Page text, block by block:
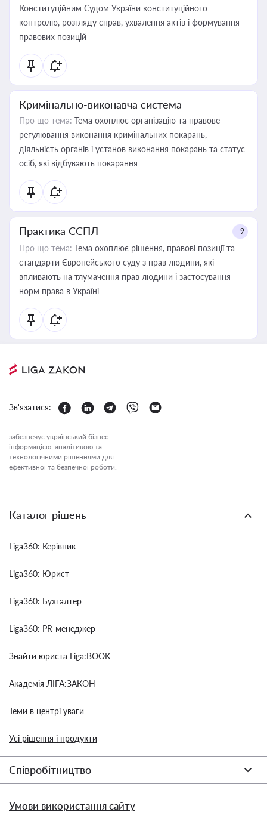
Конституційним Судом України конституційного
контролю, розгляду справ, ухвалення актів і формування
правових позицій
Кримінально-виконавча система
Про що тема: Тема охоплює організацію та правове
регулювання виконання кримінальних покарань,
діяльність органів і установ виконання покарань та статус
осіб, які відбувають покарання
Практика ЄСПЛ +9
Про що тема: Тема охоплює рішення, правові позиції та
стандарти Європейського суду з прав людини, які
впливають на тлумачення прав людини і застосування
норм права в Україні
Зв'язатися:
забезпечує український бізнес
інформацією, аналітикою та
технологічними рішеннями для
ефективної та безпечної роботи.
Каталог рішень
Liga360: Керівник
Liga360: Юрист
Liga360: Бухгалтер
Liga360: PR-менеджер
Знайти юриста Liga:BOOK
Академія ЛІГА:ЗАКОН
Теми в центрі уваги
Усі рішення і продукти
Співробітництво
Умови використання сайту